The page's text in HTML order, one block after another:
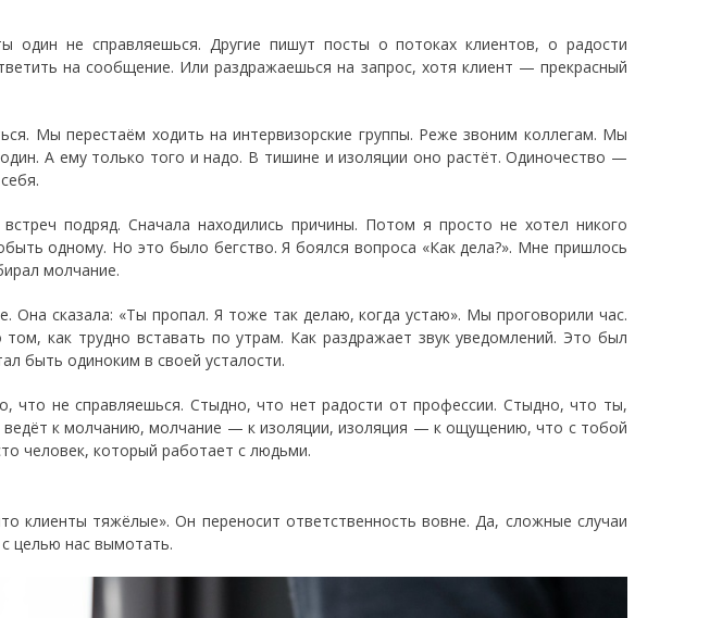
один не справляешься. Другие пишут посты о потоках клиентов, о радости
на сообщение. Или раздражаешься на запрос, хотя клиент — прекрасный
Мы перестаём ходить на интервизорские группы. Реже звоним коллегам. Мы
А ему только того и надо. В тишине и изоляции оно растёт. Одиночество —
подряд. Сначала находились причины. Потом я просто не хотел никого
одному. Но это было бегство. Я боялся вопроса «Как дела?». Мне пришлось
молчание.
Она сказала: «Ты пропал. Я тоже так делаю, когда устаю». Мы проговорили час.
как трудно вставать по утрам. Как раздражает звук уведомлений. Это был
быть одиноким в своей усталости.
не справляешься. Стыдно, что нет радости от профессии. Стыдно, что ты,
к молчанию, молчание — к изоляции, изоляция — к ощущению, что с тобой
человек, который работает с людьми.
клиенты тяжёлые». Он переносит ответственность вовне. Да, сложные случаи
целью нас вымотать.